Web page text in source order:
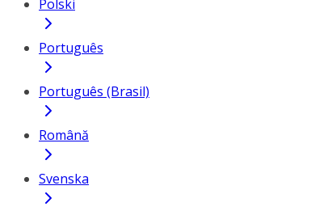
Polski
Português
Português (Brasil)
Română
Svenska